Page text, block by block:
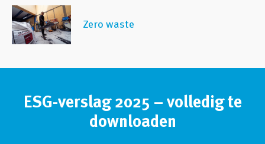
Zero waste
ESG-verslag 2025 – volledig te
downloaden